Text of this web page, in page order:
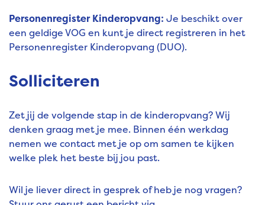
Personenregister Kinderopvang: Je beschikt over
een geldige VOG en kunt je direct registreren in het
Personenregister Kinderopvang (DUO).
Solliciteren
Zet jij de volgende stap in de kinderopvang? Wij
denken graag met je mee. Binnen één werkdag
nemen we contact met je op om samen te kijken
welke plek het beste bij jou past.
Wil je liever direct in gesprek of heb je nog vragen?